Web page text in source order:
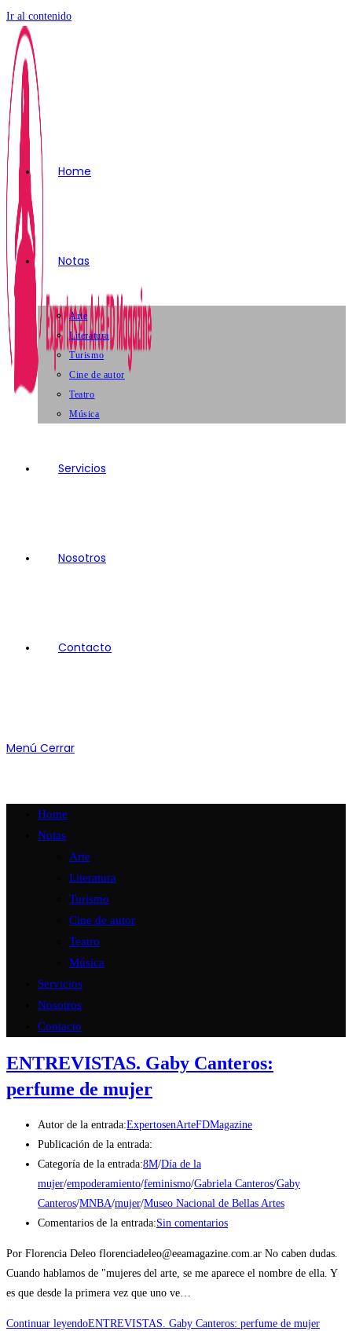
Ir al contenido
Home
Notas
Arte
Literatura
Turismo
Cine de autor
Teatro
Música
Servicios
Nosotros
Contacto
Menú Cerrar
Home
Notas
Arte
Literatura
Turismo
Cine de autor
Teatro
Música
Servicios
Nosotros
Contacto
ENTREVISTAS. Gaby Canteros:
perfume de mujer
Autor de la entrada:ExpertosenArteFDMagazine
Publicación de la entrada:
Categoría de la entrada:8M/Día de la
mujer/empoderamiento/feminismo/Gabriela Canteros/Gaby
Canteros/MNBA/mujer/Museo Nacional de Bellas Artes
Comentarios de la entrada:Sin comentarios
Por Florencia Deleo florenciadeleo@eeamagazine.com.ar No caben dudas.
Cuando hablamos de "mujeres del arte, se me aparece el nombre de ella. Y
es que desde la primera vez que uno ve…
Continuar leyendoENTREVISTAS. Gaby Canteros: perfume de mujer